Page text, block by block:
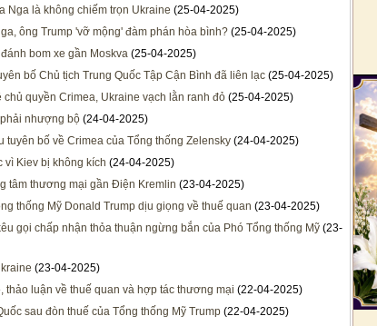
Nga là không chiếm trọn Ukraine (25-04-2025)
ông Trump 'vỡ mộng' đàm phán hòa bình? (25-04-2025)
bom xe gần Moskva (25-04-2025)
bố Chủ tịch Trung Quốc Tập Cận Bình đã liên lạc (25-04-2025)
quyền Crimea, Ukraine vạch lằn ranh đỏ (25-04-2025)
nhượng bộ (24-04-2025)
tuyên bố về Crimea của Tổng thống Zelensky (24-04-2025)
vì Kiev bị không kích (24-04-2025)
tâm thương mại gần Điện Kremlin (23-04-2025)
thống Mỹ Donald Trump dịu giọng về thuế quan (23-04-2025)
gọi chấp nhận thỏa thuận ngừng bắn của Phó Tổng thống Mỹ (23-
(23-04-2025)
thảo luận về thuế quan và hợp tác thương mại (22-04-2025)
sau đòn thuế của Tổng thống Mỹ Trump (22-04-2025)